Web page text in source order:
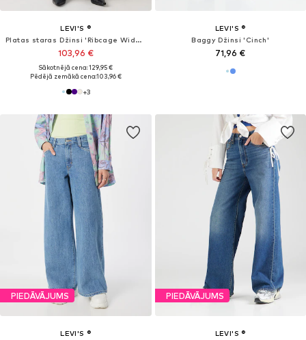
LEVI'S ®
Platas staras Džinsi 'Ribcage Wide Leg '
103,96 €
Sākotnējā cena: 129,95 €
Pēdējā zemākā cena:103,96 €
+3
LEVI'S ®
Baggy Džinsi 'Cinch'
71,96 €
PIEDĀVĀJUMS
LEVI'S ®
PIEDĀVĀJUMS
LEVI'S ®